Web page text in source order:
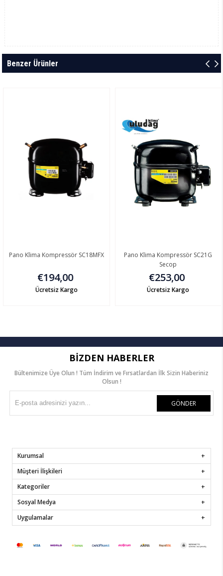
Benzer Ürünler
Pano Klima Kompressör SC18MFX
€194,00
Ücretsiz Kargo
Pano Klima Kompressör SC21G
Secop
€253,00
Ücretsiz Kargo
BIZDEN HABERLER
Bültenimize Üye Olun ! Tüm İndirim ve Fırsatlardan İlk Sizin Haberiniz
Olsun !
GÖNDER
Kurumsal
Müşteri İlişkileri
Kategoriler
Sosyal Medya
Uygulamalar